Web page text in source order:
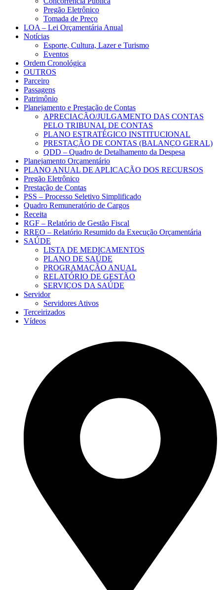
Pregão Eletrônico
Tomada de Preço
LOA – Lei Orçamentária Anual
Notícias
Esporte, Cultura, Lazer e Turismo
Eventos
Ordem Cronológica
OUTROS
Parceiro
Passagens
Patrimônio
Planejamento e Prestação de Contas
APRECIAÇÃO/JULGAMENTO DAS CONTAS
PELO TRIBUNAL DE CONTAS
PLANO ESTRATÉGICO INSTITUCIONAL
PRESTAÇÃO DE CONTAS (BALANÇO GERAL)
QDD – Quadro de Detalhamento da Despesa
Planejamento Orçamentário
PLANO ANUAL DE APLICAÇÃO DOS RECURSOS
Pregão Eletrônico
Prestação de Contas
PSS – Processo Seletivo Simplificado
Quadro Remuneratório de Cargos
Receita
RGF – Relatório de Gestão Fiscal
RREO – Relatório Resumido da Execução Orçamentária
SAÚDE
LISTA DE MEDICAMENTOS
PLANO DE SAÚDE
PROGRAMAÇÃO ANUAL
RELATÓRIO DE GESTÃO
SERVIÇOS DA SAÚDE
Servidor
Servidores Ativos
Terceirizados
Vídeos